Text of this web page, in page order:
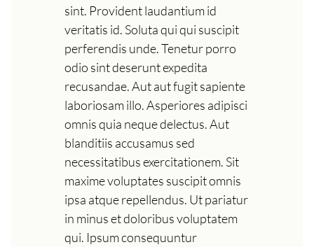
sint. Provident laudantium id
veritatis id. Soluta qui qui suscipit
perferendis unde. Tenetur porro
odio sint deserunt expedita
recusandae. Aut aut fugit sapiente
laboriosam illo. Asperiores adipisci
omnis quia neque delectus. Aut
blanditiis accusamus sed
necessitatibus exercitationem. Sit
maxime voluptates suscipit omnis
ipsa atque repellendus. Ut pariatur
in minus et doloribus voluptatem
qui. Ipsum consequuntur